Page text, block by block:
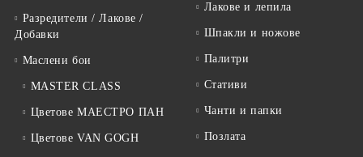
Разредители / Лакове /
Добавки
Маслени бои
MASTER CLASS
Цветове МАЕСТРО ПАН
Цветове VAN GOGH
Лакове и лепила
Шпакли и ножове
Палитри
Стативи
Чанти и папки
Позлата